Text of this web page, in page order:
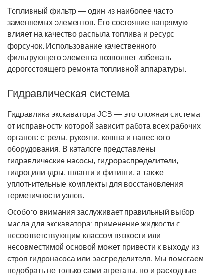
Топливный фильтр — один из наиболее часто
заменяемых элементов. Его состояние напрямую
влияет на качество распыла топлива и ресурс
форсунок. Использование качественного
фильтрующего элемента позволяет избежать
дорогостоящего ремонта топливной аппаратуры.
Гидравлическая система
Гидравлика экскаватора JCB — это сложная система,
от исправности которой зависит работа всех рабочих
органов: стрелы, рукояти, ковша и навесного
оборудования. В каталоге представлены
гидравлические насосы, гидрораспределители,
гидроцилиндры, шланги и фитинги, а также
уплотнительные комплекты для восстановления
герметичности узлов.
Особого внимания заслуживает правильный выбор
масла для экскаватора: применение жидкости с
несоответствующим классом вязкости или
несовместимой основой может привести к выходу из
строя гидронасоса или распределителя. Мы помогаем
подобрать не только сами агрегаты, но и расходные